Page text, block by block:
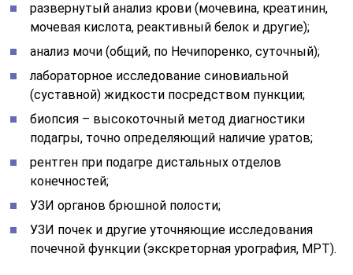
развернутый анализ крови (мочевина, креатинин,
мочевая кислота, реактивный белок и другие);
анализ мочи (общий, по Нечипоренко, суточный);
лабораторное исследование синовиальной
(суставной) жидкости посредством пункции;
биопсия – высокоточный метод диагностики
подагры, точно определяющий наличие уратов;
рентген при подагре дистальных отделов
конечностей;
УЗИ органов брюшной полости;
УЗИ почек и другие уточняющие исследования
почечной функции (экскреторная урография, МРТ).